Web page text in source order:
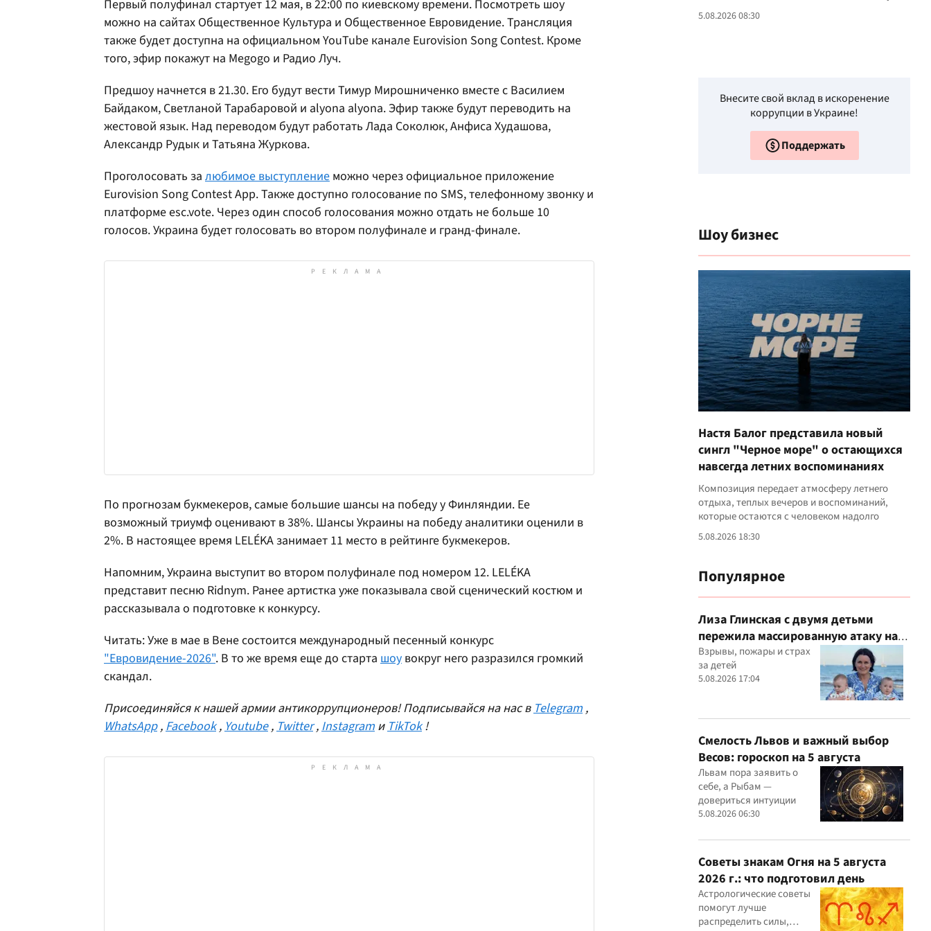
Первый полуфинал стартует 12 мая, в 22:00 по киевскому времени. Посмотреть шоу
можно на сайтах Общественное Культура и Общественное Евровидение. Трансляция
также будет доступна на официальном YouTube канале Eurovision Song Contest. Кроме
того, эфир покажут на Megogo и Радио Луч.
Предшоу начнется в 21.30. Его будут вести Тимур Мирошниченко вместе с Василием
Байдаком, Светланой Тарабаровой и alyona alyona. Эфир также будут переводить на
жестовой язык. Над переводом будут работать Лада Соколюк, Анфиса Худашова,
Александр Рудык и Татьяна Журкова.
Проголосовать за любимое выступление можно через официальное приложение
Eurovision Song Contest App. Также доступно голосование по SMS, телефонному звонку и
платформе esc.vote. Через один способ голосования можно отдать не больше 10
голосов. Украина будет голосовать во втором полуфинале и гранд-финале.
По прогнозам букмекеров, самые большие шансы на победу у Финляндии. Ее
возможный триумф оценивают в 38%. Шансы Украины на победу аналитики оценили в
2%. В настоящее время LELÉKA занимает 11 место в рейтинге букмекеров.
Напомним, Украина выступит во втором полуфинале под номером 12. LELÉKA
представит песню Ridnym. Ранее артистка уже показывала свой сценический костюм и
рассказывала о подготовке к конкурсу.
Читать: Уже в мае в Вене состоится международный песенный конкурс
"Евровидение-2026". В то же время еще до старта шоу вокруг него разразился громкий
скандал.
Присоединяйся к нашей армии антикоррупционеров! Подписывайся на нас в Telegram ,
WhatsApp , Facebook , Youtube , Twitter , Instagram и TikTok !
5.08.2026 08:30
Внесите свой вклад в искоренение
коррупции в Украине!
Поддержать
Шоу бизнес
Настя Балог представила новый
сингл "Черное море" о остающихся
навсегда летних воспоминаниях
Композиция передает атмосферу летнего
отдыха, теплых вечеров и воспоминаний,
которые остаются с человеком надолго
5.08.2026 18:30
Популярное
Лиза Глинская с двумя детьми
пережила массированную атаку на
Киев
Взрывы, пожары и страх
за детей
5.08.2026 17:04
Смелость Львов и важный выбор
Весов: гороскоп на 5 августа
Львам пора заявить о
себе, а Рыбам —
довериться интуиции
5.08.2026 06:30
Советы знакам Огня на 5 августа
2026 г.: что подготовил день
Астрологические советы
помогут лучше
распределить силы,